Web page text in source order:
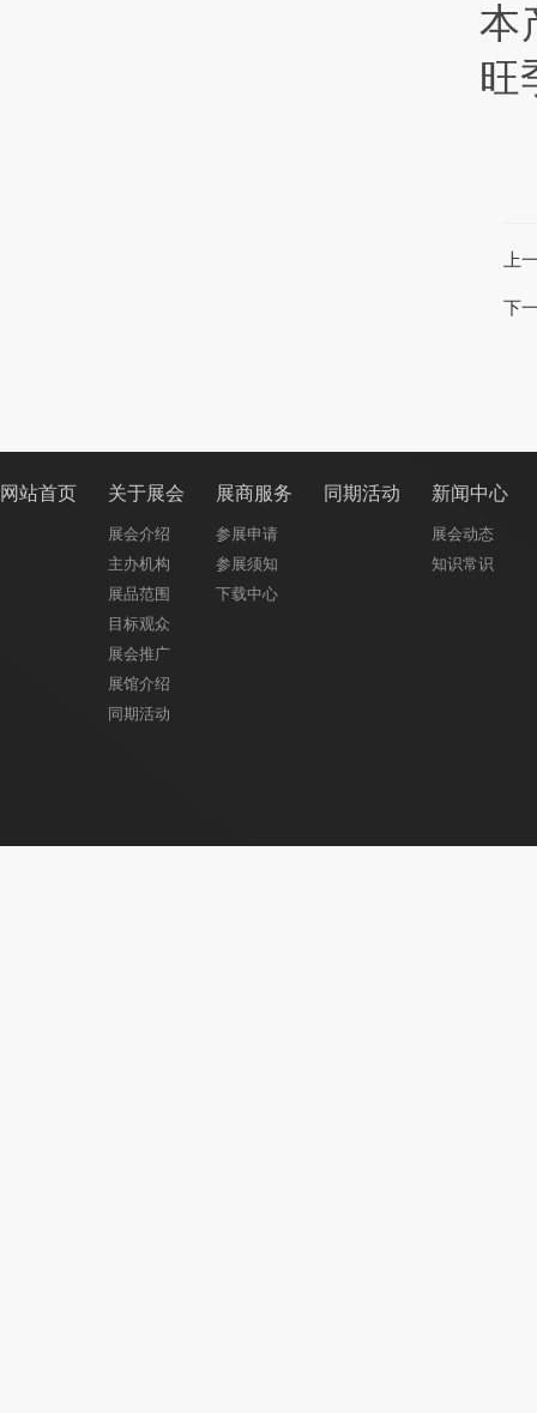
本
旺
上
下
网站首页 关于展会
展会介绍
主办机构
展品范围
目标观众
展会推广
展馆介绍
同期活动
展商服务
参展申请
参展须知
下载中心
同期活动 新闻中心
展会动态
知识常识